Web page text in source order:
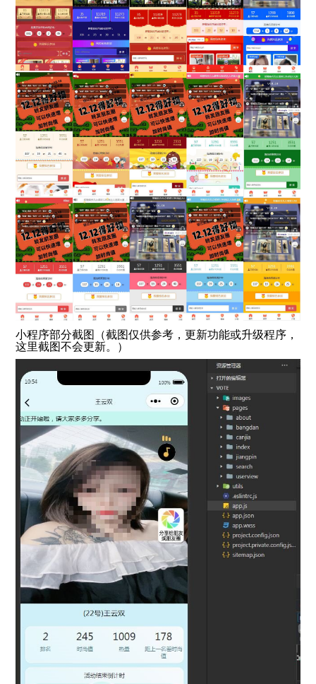
小程序部分截图（截图仅供参考，更新功能或升级程序，
这里截图不会更新。）